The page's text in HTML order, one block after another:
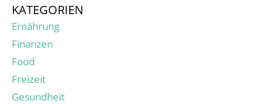
KATEGORIEN
Ernährung
Finanzen
Food
Freizeit
Gesundheit